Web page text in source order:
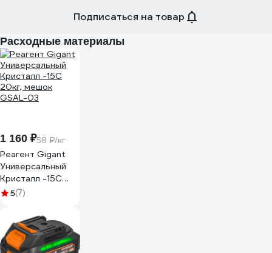
Подписаться на товар
Расходные материалы
1 160 ₽58 ₽/кг
Реагент Gigant
Универсальный
Кристалл -15C
20кг, мешок
5(7)